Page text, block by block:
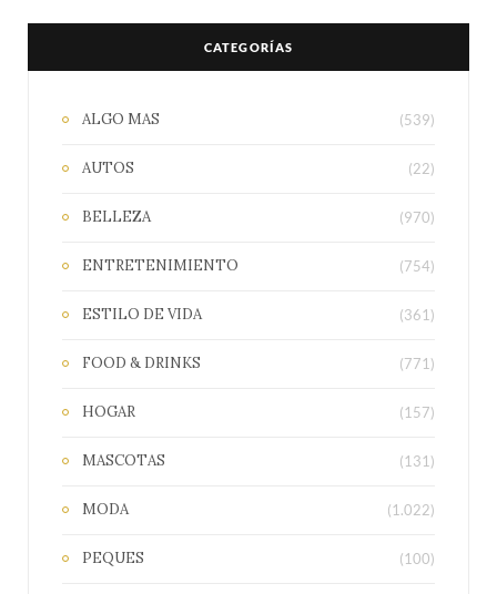
CATEGORÍAS
ALGO MAS (539)
AUTOS (22)
BELLEZA (970)
ENTRETENIMIENTO (754)
ESTILO DE VIDA (361)
FOOD & DRINKS (771)
HOGAR (157)
MASCOTAS (131)
MODA (1.022)
PEQUES (100)